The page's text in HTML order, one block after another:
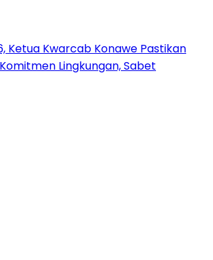
Ketua Kwarcab Konawe Pastikan
Lingkungan, Sabet